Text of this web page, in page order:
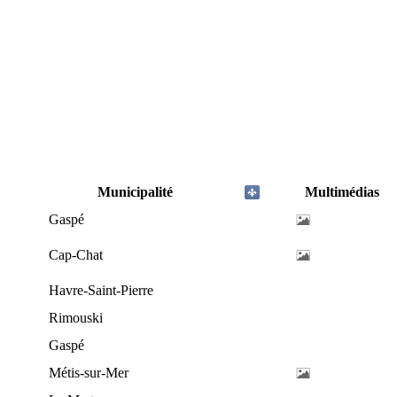
Municipalité
Multimédias
Gaspé
Cap-Chat
Havre-Saint-Pierre
Rimouski
Gaspé
Métis-sur-Mer